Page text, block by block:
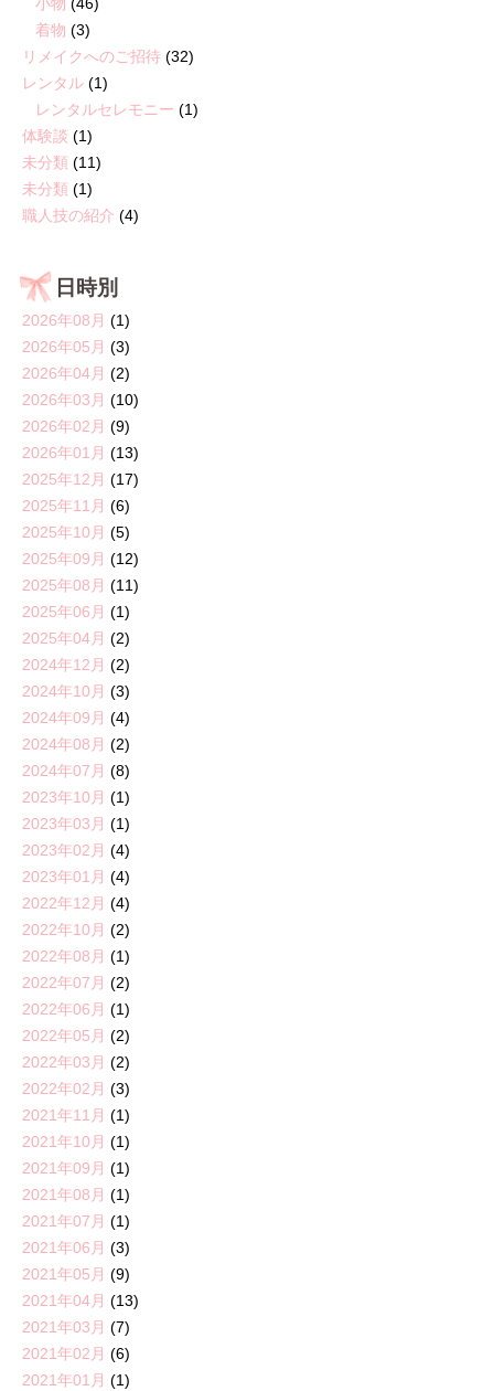
小物 (46)
着物 (3)
リメイクへのご招待 (32)
レンタル (1)
レンタルセレモニー (1)
体験談 (1)
未分類 (11)
未分類 (1)
職人技の紹介 (4)
日時別
2026年08月 (1)
2026年05月 (3)
2026年04月 (2)
2026年03月 (10)
2026年02月 (9)
2026年01月 (13)
2025年12月 (17)
2025年11月 (6)
2025年10月 (5)
2025年09月 (12)
2025年08月 (11)
2025年06月 (1)
2025年04月 (2)
2024年12月 (2)
2024年10月 (3)
2024年09月 (4)
2024年08月 (2)
2024年07月 (8)
2023年10月 (1)
2023年03月 (1)
2023年02月 (4)
2023年01月 (4)
2022年12月 (4)
2022年10月 (2)
2022年08月 (1)
2022年07月 (2)
2022年06月 (1)
2022年05月 (2)
2022年03月 (2)
2022年02月 (3)
2021年11月 (1)
2021年10月 (1)
2021年09月 (1)
2021年08月 (1)
2021年07月 (1)
2021年06月 (3)
2021年05月 (9)
2021年04月 (13)
2021年03月 (7)
2021年02月 (6)
2021年01月 (1)